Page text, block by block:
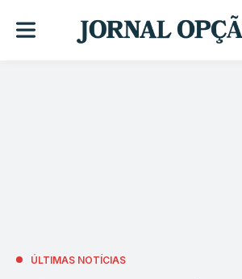
ÚLTIMAS NOTÍCIAS